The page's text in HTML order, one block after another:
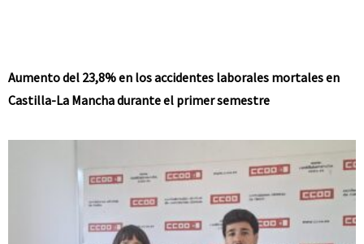
Aumento del 23,8% en los accidentes laborales mortales en
Castilla-La Mancha durante el primer semestre